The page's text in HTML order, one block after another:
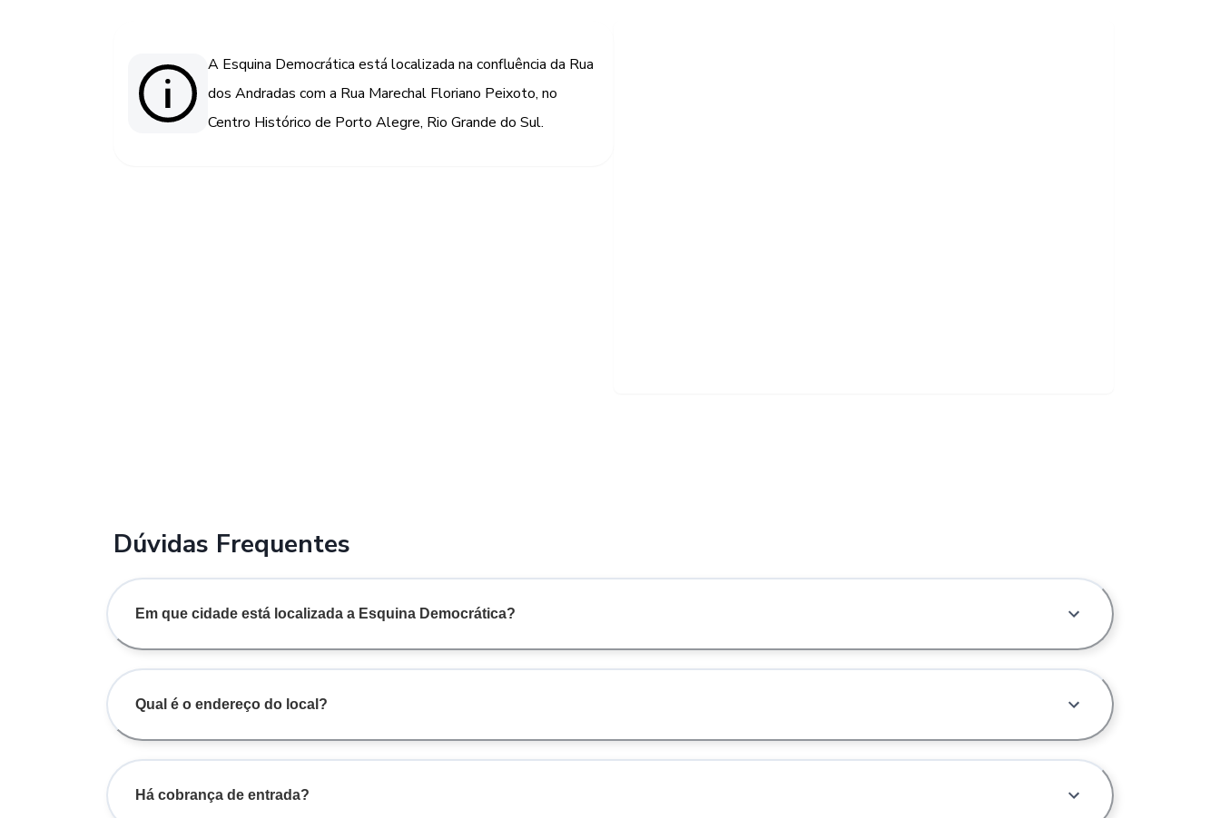
A Esquina Democrática está localizada na confluência da Rua
dos Andradas com a Rua Marechal Floriano Peixoto, no
Centro Histórico de Porto Alegre, Rio Grande do Sul.
Dúvidas Frequentes
Em que cidade está localizada a Esquina Democrática?
Qual é o endereço do local?
Há cobrança de entrada?